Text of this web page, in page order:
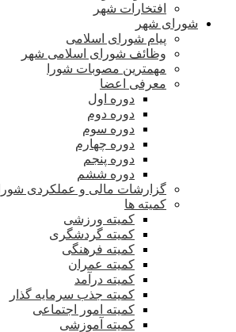
افتخارات شهر
شورای شهر
پیام شورای اسلامی
وظائف شورای اسلامی شهر
مهمترین مصوبات شورا
معرفی اعضا
دوره اول
دوره دوم
دوره سوم
دوره چهارم
دوره پنجم
دوره ششم
گزارشات مالی و عملکردی شورا
کمیته ها
کمیته ورزشی
کمیته گردشگری
کمیته فرهنگی
کمیته عمران
کمیته درآمد
کمیته جذب سرمایه گذار
کمیته امور اجتماعی
کمیته آموزشی